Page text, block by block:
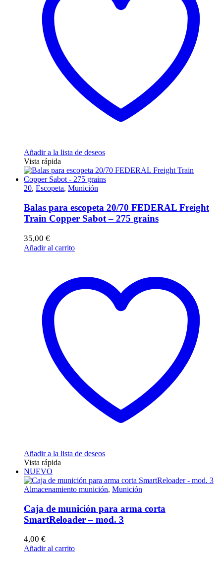
Añadir a la lista de deseos
Vista rápida
20, Escopeta, Munición
Balas para escopeta 20/70 FEDERAL Freight
Train Copper Sabot – 275 grains
35,00 €
Añadir al carrito
Añadir a la lista de deseos
Vista rápida
NUEVO
Almacenamiento munición, Munición
Caja de munición para arma corta
SmartReloader – mod. 3
4,00 €
Añadir al carrito